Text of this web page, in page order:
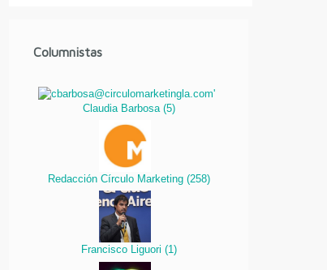
Columnistas
Claudia Barbosa (5)
Redacción Círculo Marketing (258)
Francisco Liguori (1)